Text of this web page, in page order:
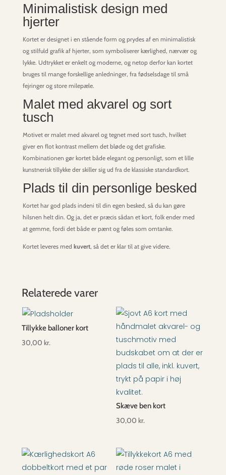
Minimalistisk design med
hjerter
Kortet er designet i en stående form og prydes af en minimalistisk
og stilfuld grafik af hjerter, som symboliserer kærlighed, nærvær og
lykke. Udtrykket er enkelt og moderne, og netop derfor kan kortet
bruges til mange forskellige anledninger, fra fødselsdage til små
fejringer og store milepæle.
Malet med akvarel og sort
tusch
Motivet er malet med akvarel og tegnet med sort tusch, hvilket
giver en flot kontrast mellem det bløde og det grafiske.
Kombinationen gør kortet både elegant og personligt, som et lille
kunstnerisk tillykke der skiller sig ud fra de klassiske standardkort.
Plads til din personlige besked
Kortet har god plads indeni til din egen besked, så du kan gøre
hilsnen helt din. Og ja, det er præcis sådan et kort, folk ender med
at gemme, fordi det både er pænt og føles som omtanke.
Kortet leveres med kuvert, så det er klar til at give videre.
Relaterede varer
Tillykke balloner kort
30,00 kr.
Skæve ben kort
30,00 kr.